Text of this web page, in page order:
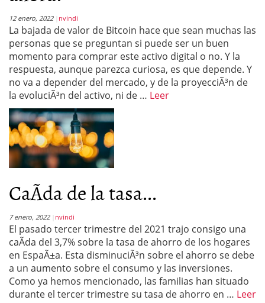
12 enero, 2022 nvindi
La bajada de valor de Bitcoin hace que sean muchas las
personas que se preguntan si puede ser un buen
momento para comprar este activo digital o no. Y la
respuesta, aunque parezca curiosa, es que depende. Y
no va a depender del mercado, y de la proyecciÃ³n de
la evoluciÃ³n del activo, ni de … Leer
CaÃ­da de la tasa...
7 enero, 2022 nvindi
El pasado tercer trimestre del 2021 trajo consigo una
caÃ­da del 3,7% sobre la tasa de ahorro de los hogares
en EspaÃ±a. Esta disminuciÃ³n sobre el ahorro se debe
a un aumento sobre el consumo y las inversiones.
Como ya hemos mencionado, las familias han situado
durante el tercer trimestre su tasa de ahorro en … Leer